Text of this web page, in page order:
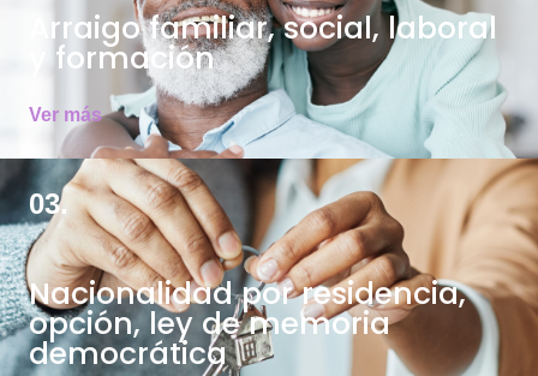
Arraigo familiar, social, laboral
y formación
Ver más
03.
Nacionalidad por residencia,
opción, ley de memoria
democrática